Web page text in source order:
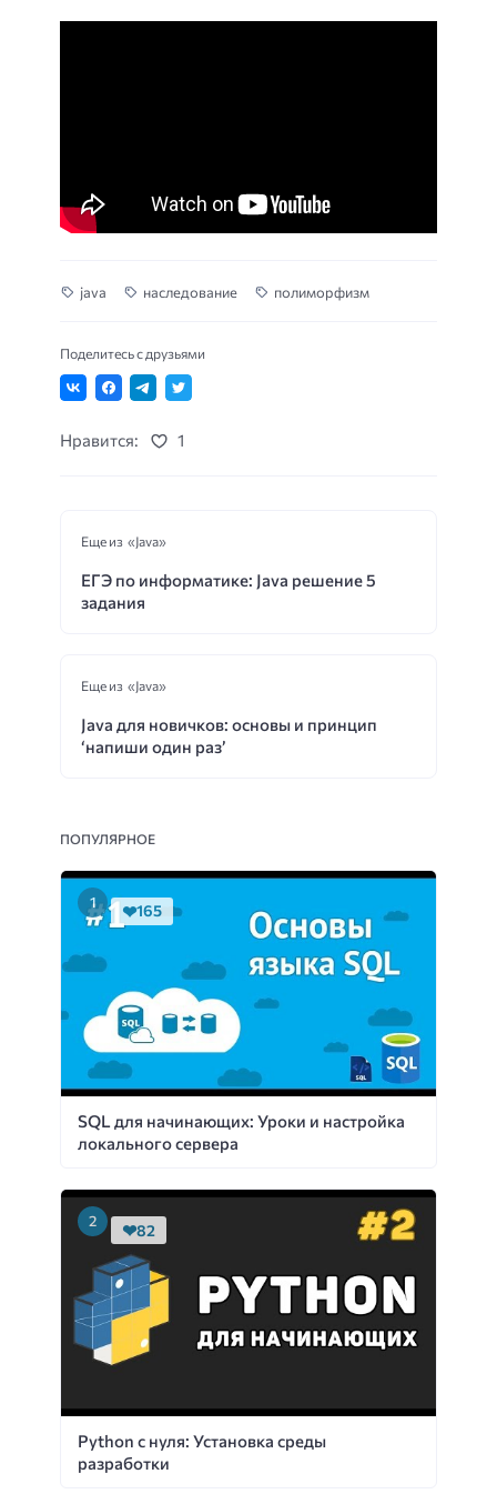
java наследование полиморфизм
Поделитесь с друзьями
Нравится: 1
Еще из «Java»
ЕГЭ по информатике: Java решение 5
задания
Еще из «Java»
Java для новичков: основы и принцип
‘напиши один раз’
ПОПУЛЯРНОЕ
SQL для начинающих: Уроки и настройка
локального сервера
165
Python с нуля: Установка среды
разработки
82